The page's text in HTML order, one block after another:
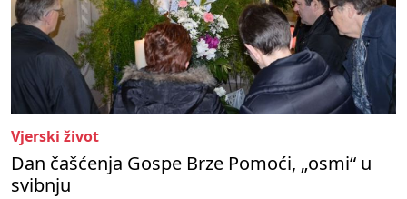
Vjerski život
Dan čašćenja Gospe Brze Pomoći, „osmi“ u
svibnju